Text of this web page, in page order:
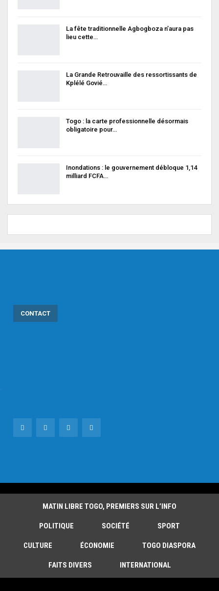
La fête traditionnelle Agbogboza n’aura pas
lieu cette…
La Grande Retrouvaille des ressortissants de
Kplélé Govié…
Togo : la carte professionnelle désormais
obligatoire pour…
Inondations : le gouvernement débloque 1,14
milliard FCFA…
CONTACT
MATIN LIBRE TOGO, PREMIERS SUR L’INFO
POLITIQUE SOCIÉTÉ SPORT
CULTURE ÉCONOMIE TOGO DIASPORA
FAITS DIVERS INTERNATIONAL